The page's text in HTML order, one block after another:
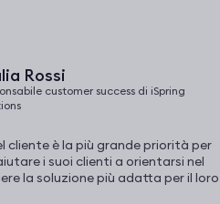
Rossi
customer success di iSpring
cliente è la più grande priorità per
i suoi clienti a orientarsi nel
la soluzione più adatta per il loro